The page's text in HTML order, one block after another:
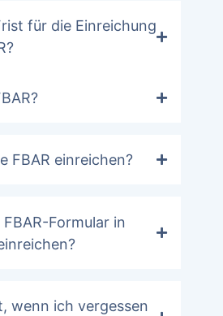
für die Einreichung
FBAR einreichen?
Formular in
wenn ich vergessen